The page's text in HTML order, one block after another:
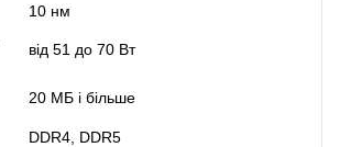
10 нм
від 51 до 70 Вт
20 МБ і більше
DDR4, DDR5